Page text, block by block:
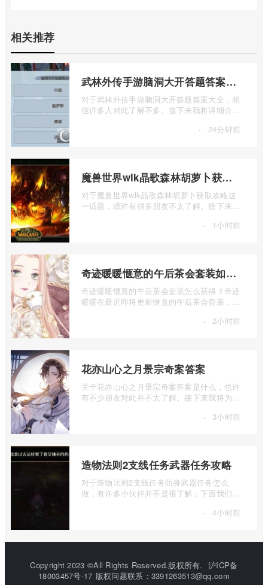
相关推荐
武林外传手游脑洞大开答题答案大全
对于武林外传手游脑洞大开答题答案大全，相
信许多人对此了解不多。接下来我将详细介绍
· 24分钟前
魔兽世界wlk晶歌森林胡萝卜获取攻略
对于魔兽世界wlk晶歌森林胡萝卜获取攻略这
一话题，或许有很多朋友不太了解。接下来让
· 1小时前
奇迹暖暖惬意的午后茶会套装如何获得
奇迹暖暖惬意的午后茶会套装怎么获得？奇迹
暖暖在最近即将更新惬意的午后茶会套装，那
· 2小时前
花亦山心之月景宗奇案答案
关于花亦山心之月景宗奇案答案是什么，也许
有不少朋友对此并不太了解。接下来我将为大
· 3小时前
造物法则2支线任务武器任务攻略
对于造物法则2支线任务防身武器任务怎么
做，有许多小伙伴并不是很了解，下面我们来
· 4小时前
Copyright 2023 ©All Rights Reserved.版权所有. 沪ICP备
18003457号-17 版权问题联系：3391263513@qq.com